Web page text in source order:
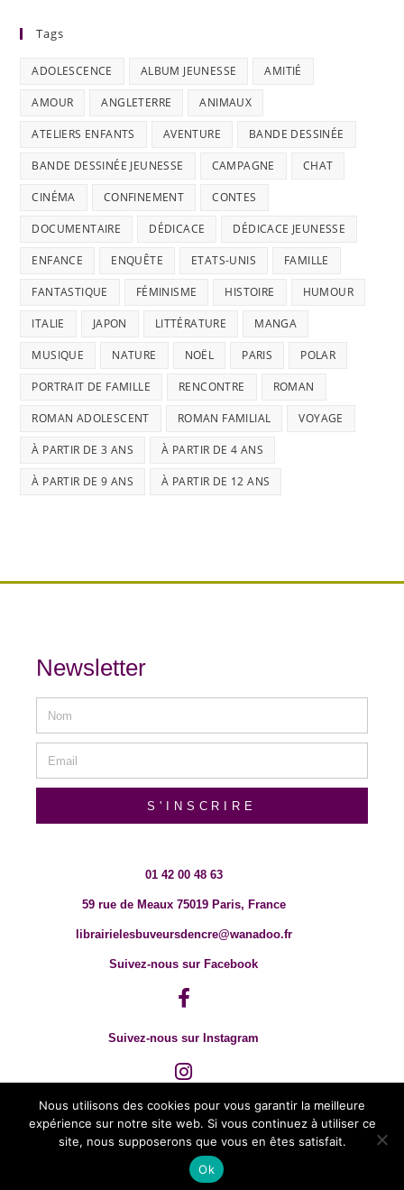
Tags
ADOLESCENCE ALBUM JEUNESSE AMITIÉ
AMOUR ANGLETERRE ANIMAUX
ATELIERS ENFANTS AVENTURE BANDE DESSINÉE
BANDE DESSINÉE JEUNESSE CAMPAGNE CHAT
CINÉMA CONFINEMENT CONTES
DOCUMENTAIRE DÉDICACE DÉDICACE JEUNESSE
ENFANCE ENQUÊTE ETATS-UNIS FAMILLE
FANTASTIQUE FÉMINISME HISTOIRE HUMOUR
ITALIE JAPON LITTÉRATURE MANGA
MUSIQUE NATURE NOËL PARIS POLAR
PORTRAIT DE FAMILLE RENCONTRE ROMAN
ROMAN ADOLESCENT ROMAN FAMILIAL VOYAGE
À PARTIR DE 3 ANS À PARTIR DE 4 ANS
À PARTIR DE 9 ANS À PARTIR DE 12 ANS
Newsletter
S'INSCRIRE
01 42 00 48 63
59 rue de Meaux 75019 Paris, France
librairielesbuveursdencre@wanadoo.fr
Suivez-nous sur Facebook
Suivez-nous sur Instagram
© 2018 TOUT DROIT RÉSERVÉ
Nous utilisons des cookies pour vous garantir la meilleure
expérience sur notre site web. Si vous continuez à utiliser ce
site, nous supposerons que vous en êtes satisfait.
Ok